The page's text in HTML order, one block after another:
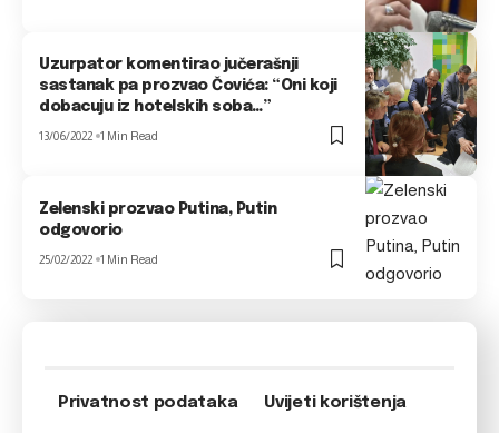
Uzurpator komentirao jučerašnji
sastanak pa prozvao Čovića: “Oni koji
dobacuju iz hotelskih soba…”
13/06/2022 1 Min Read
Zelenski prozvao Putina, Putin
odgovorio
25/02/2022 1 Min Read
Privatnost podataka Uvijeti korištenja